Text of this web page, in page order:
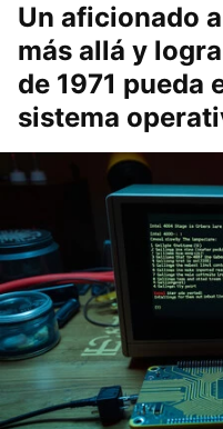
Un aficionado
más allá y
de 1971 pueda
sistema